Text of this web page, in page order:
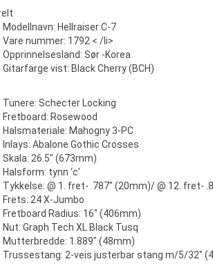
Modellnavn: Hellraiser C-7
Vare nummer: 1792 < /li>
Opprinnelsesland: Sør -Korea
Gitarfarge vist: Black Cherry (BCH)
Tunere: Schecter Locking
Fretboard: Rosewood
Halsmateriale: Mahogny 3-PC
Inlays: Abalone Gothic Crosses
Skala: 26.5" (673mm)
Halsform: tynn ‘c’
Tykkelse: @ 1. fret- .787" (20mm)/ @ 12. fret-
Frets: 24 X-Jumbo
Fretboard Radius: 16" (406mm)
Nut: Graph Tech XL Black Tusq
Mutterbredde: 1.889" (48mm)
Trussestang: 2-veis justerbar stang m/5/32"